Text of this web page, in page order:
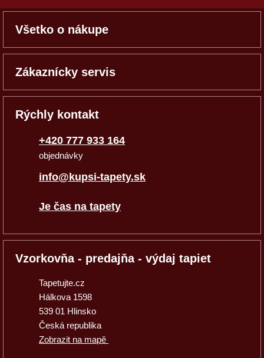
Všetko o nákupe
Zákaznícky servis
Rýchly kontakt
+420 777 933 164
objednávky
info@kupsi-tapety.sk
Je čas na tapety
Vzorkovňa - predajňa - výdaj tapiet
Tapetujte.cz
Hálkova 1598
539 01 Hlinsko
Česká republika
Zobrazit na mapě